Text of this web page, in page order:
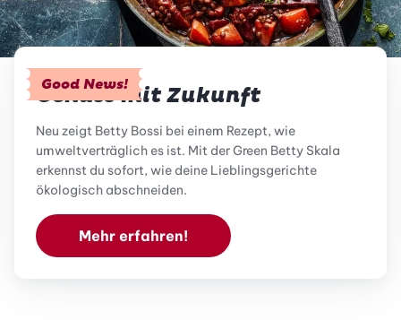
Good News!
Genuss mit Zukunft
Neu zeigt Betty Bossi bei einem Rezept, wie
umweltverträglich es ist. Mit der Green Betty Skala
erkennst du sofort, wie deine Lieblingsgerichte
ökologisch abschneiden.
Mehr erfahren!